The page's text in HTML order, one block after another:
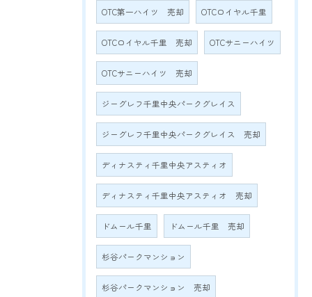
OTC第一ハイツ 売却 OTCロイヤル千里
OTCロイヤル千里 売却 OTCサニーハイツ
OTCサニーハイツ 売却
ジーグレフ千里中央パークグレイス
ジーグレフ千里中央パークグレイス 売却
ディナスティ千里中央アスティオ
ディナスティ千里中央アスティオ 売却
ドムール千里 ドムール千里 売却
杉谷パークマンション
杉谷パークマンション 売却